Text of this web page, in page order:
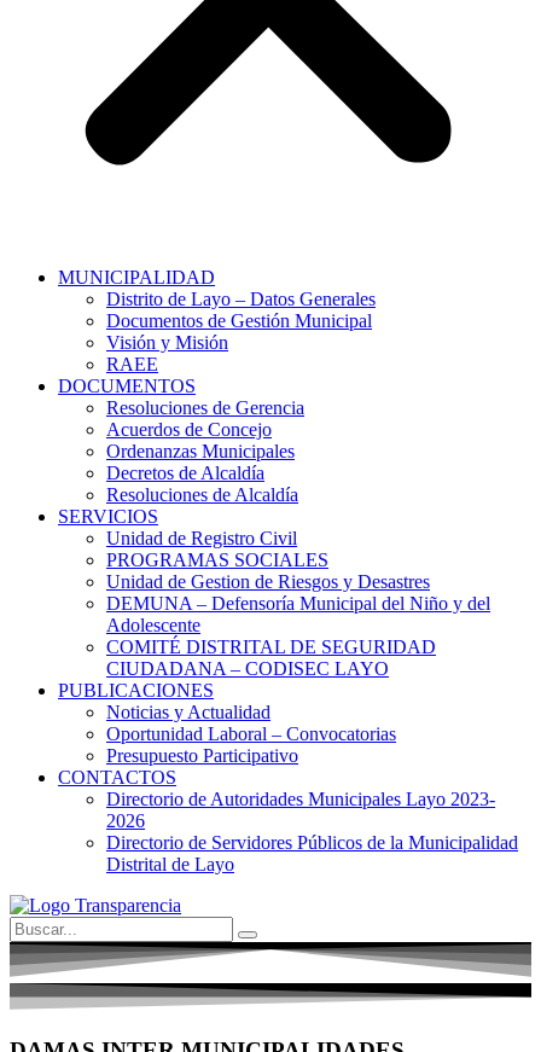
MUNICIPALIDAD
Distrito de Layo – Datos Generales
Documentos de Gestión Municipal
Visión y Misión
RAEE
DOCUMENTOS
Resoluciones de Gerencia
Acuerdos de Concejo
Ordenanzas Municipales
Decretos de Alcaldía
Resoluciones de Alcaldía
SERVICIOS
Unidad de Registro Civil
PROGRAMAS SOCIALES
Unidad de Gestion de Riesgos y Desastres
DEMUNA – Defensoría Municipal del Niño y del
Adolescente
COMITÉ DISTRITAL DE SEGURIDAD
CIUDADANA – CODISEC LAYO
PUBLICACIONES
Noticias y Actualidad
Oportunidad Laboral – Convocatorias
Presupuesto Participativo
CONTACTOS
Directorio de Autoridades Municipales Layo 2023-
2026
Directorio de Servidores Públicos de la Municipalidad
Distrital de Layo